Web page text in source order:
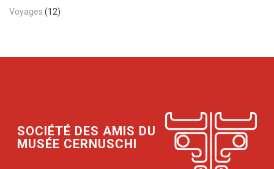
Voyages (12)
SOCIÉTÉ DES AMIS DU
MUSÉE CERNUSCHI